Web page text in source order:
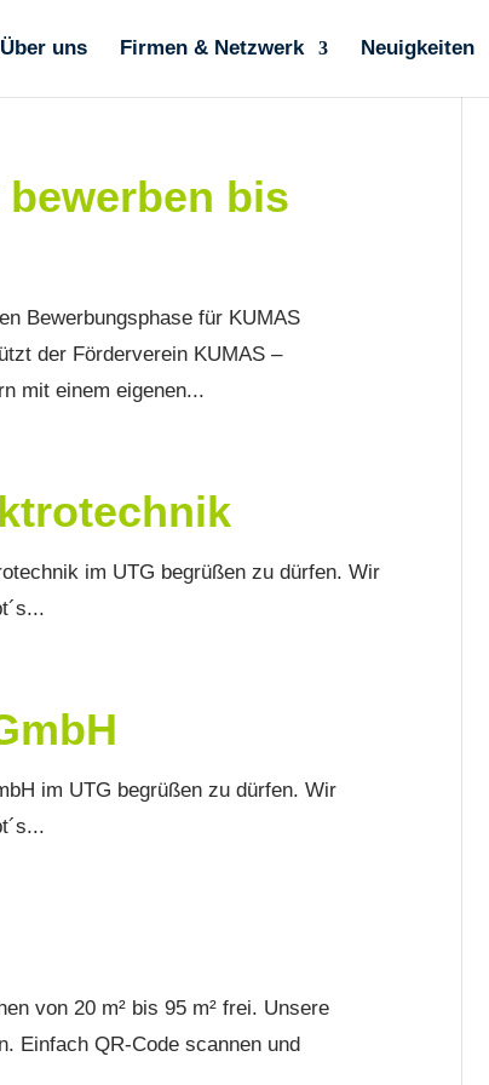
Über uns Firmen & Netzwerk Neuigkeiten
bis
Bewerbungsphase für KUMAS
der Förderverein KUMAS –
mit einem eigenen...
im UTG begrüßen zu dürfen. Wir
im UTG begrüßen zu dürfen. Wir
von 20 m² bis 95 m² frei. Unsere
Einfach QR-Code scannen und